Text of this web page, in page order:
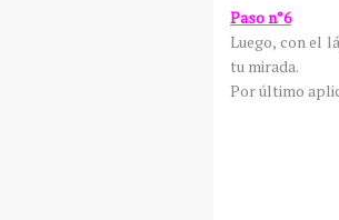
Paso n°6
Luego, con el
tu mirada.
Por último